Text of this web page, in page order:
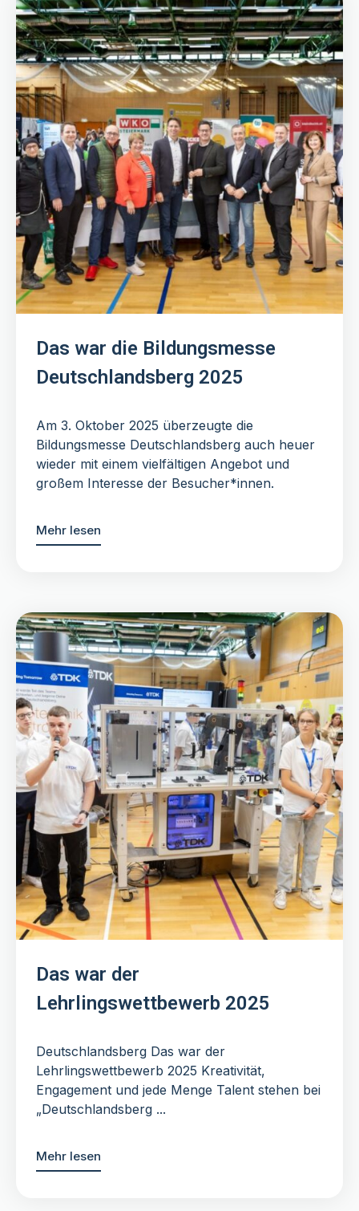
Das war die Bildungsmesse
Deutschlandsberg 2025
Am 3. Oktober 2025 überzeugte die
Bildungsmesse Deutschlandsberg auch heuer
wieder mit einem vielfältigen Angebot und
großem Interesse der Besucher*innen.
Mehr lesen
Das war der
Lehrlingswettbewerb 2025
Deutschlandsberg Das war der
Lehrlingswettbewerb 2025 Kreativität,
Engagement und jede Menge Talent stehen bei
„Deutschlandsberg ...
Mehr lesen